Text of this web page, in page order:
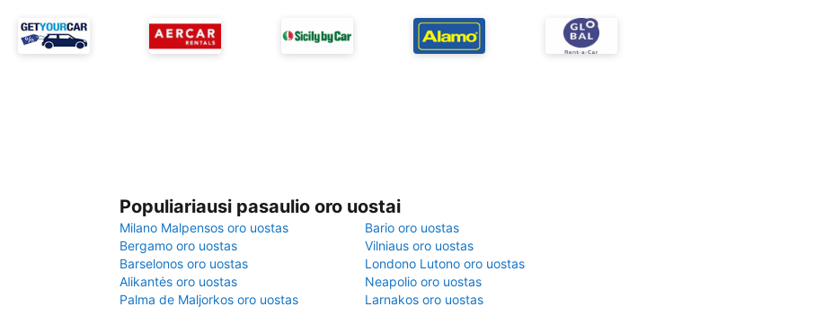
Populiariausi pasaulio oro uostai
Milano Malpensos oro uostas
Bario oro uostas
Bergamo oro uostas
Vilniaus oro uostas
Barselonos oro uostas
Londono Lutono oro uostas
Alikantės oro uostas
Neapolio oro uostas
Palma de Maljorkos oro uostas
Larnakos oro uostas